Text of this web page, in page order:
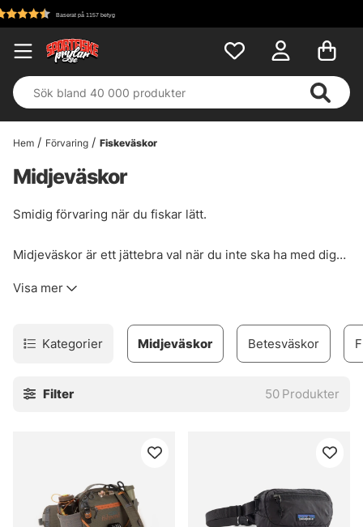
Hem Förvaring Fiskeväskor
Midjeväskor
Smidig förvaring när du fiskar lätt.
Midjeväskor är ett jättebra val när du inte ska ha med dig
man har ett läger där man kan ha allt så tar man bara med
och vissa av dessa är så genomtänkta att man blir
förbluffad hur mycket man kan få med sig en så liten
Visa mer
Kategorier Betesväskor
Midjeväskor
Filter 50 Produkter